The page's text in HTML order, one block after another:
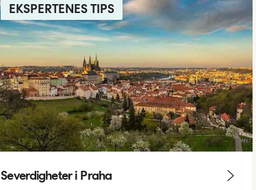
EKSPERTENES TIPS
Severdigheter i Praha